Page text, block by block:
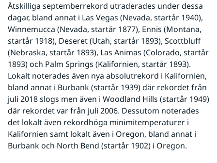
Åtskilliga septemberrekord utraderades under dessa
dagar, bland annat i Las Vegas (Nevada, startår 1940),
Winnemucca (Nevada, startår 1877), Ennis (Montana,
startår 1918), Deseret (Utah, startår 1893), Scottbluff
(Nebraska, startår 1893), Las Animas (Colorado, startår
1893) och Palm Springs (Kalifornien, startår 1893).
Lokalt noterades även nya absolutrekord i Kalifornien,
bland annat i Burbank (startår 1939) där rekordet från
juli 2018 slogs men även i Woodland Hills (startår 1949)
där rekordet var från juli 2006. Dessutom noterades
det lokalt även rekordhöga minimitemperaturer i
Kalifornien samt lokalt även i Oregon, bland annat i
Burbank och North Bend (startår 1902) i Oregon.